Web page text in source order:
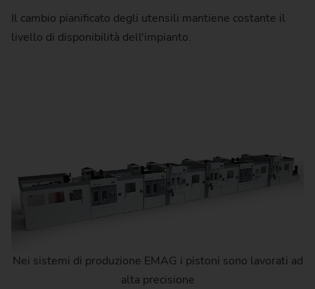
Il cambio pianificato degli utensili mantiene costante il
livello di disponibilità dell'impianto.
Nei sistemi di produzione EMAG i pistoni sono lavorati ad
alta precisione